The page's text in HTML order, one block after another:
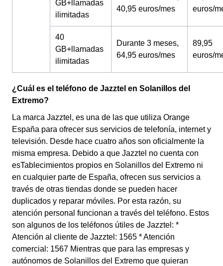
GB+llamadas
ilimitadas
40,95 euros/mes
euros/
40
GB+llamadas
ilimitadas
Durante 3 meses,
64,95 euros/mes
89,95
euros/
¿Cuál es el teléfono de Jazztel en Solanillos del
Extremo?
La marca Jazztel, es una de las que utiliza Orange
España para ofrecer sus servicios de telefonía, internet y
televisión. Desde hace cuatro años son oficialmente la
misma empresa. Debido a que Jazztel no cuenta con
esTablecimientos propios en Solanillos del Extremo ni
en cualquier parte de España, ofrecen sus servicios a
través de otras tiendas donde se pueden hacer
duplicados y reparar móviles. Por esta razón, su
atención personal funcionan a través del teléfono. Estos
son algunos de los teléfonos útiles de Jazztel: *
Atención al cliente de Jazztel: 1565 * Atención
comercial: 1567 Mientras que para las empresas y
autónomos de Solanillos del Extremo que quieran